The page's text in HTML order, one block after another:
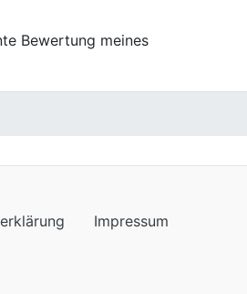
jedoch nicht ganz meinen
Impressum